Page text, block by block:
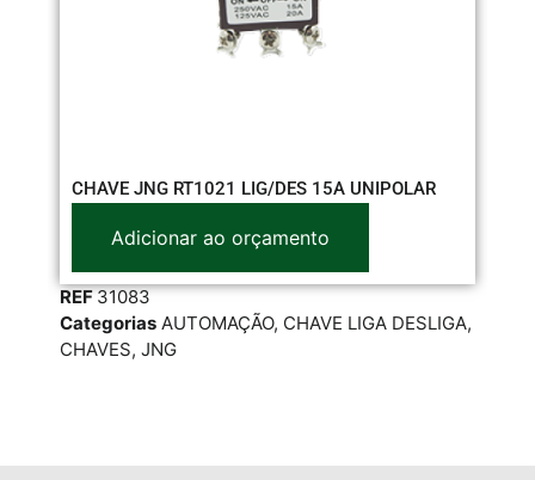
CHAVE JNG RT1021 LIG/DES 15A UNIPOLAR
Adicionar ao orçamento
REF31083
Categorias AUTOMAÇÃO, CHAVE LIGA DESLIGA,
CHAVES, JNG